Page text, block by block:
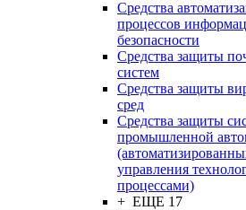
Средства
процессов
безопасности
Средства защиты
систем
Средства защиты
сред
Средства защиты
промышленной
управления
процессами)
+ ЕЩЕ 17